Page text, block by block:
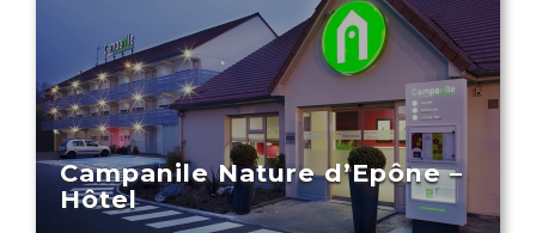
Campanile Nature d’Epône –
Hôtel